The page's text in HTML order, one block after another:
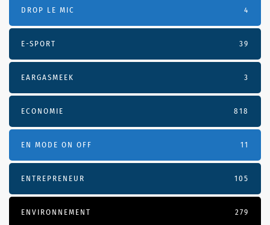
DROP LE MIC 4
E-SPORT 39
EARGASMEEK 3
ECONOMIE 818
EN MODE ON OFF 11
ENTREPRENEUR 105
ENVIRONNEMENT 279